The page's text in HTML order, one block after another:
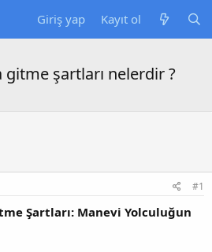
Giriş yap Kayıt ol
gitme şartları nelerdir ?
#1
Şartları: Manevi Yolculuğun